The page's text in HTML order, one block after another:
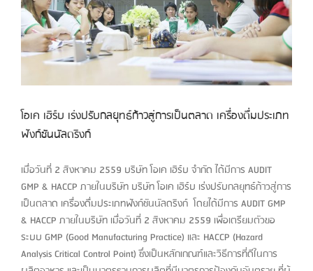
โอเค เฮิร์บ เร่งปรับกลยุทธ์ก้าวสู่การเป็นตลาด เครื่องดื่มประเภท
ฟังก์ชันนัลดริงก์
เมื่อวันที่ 2 สิงหาคม 2559 บริษัท โอเค เฮิร์บ จำกัด ได้มีการ AUDIT
GMP & HACCP ภายในบริษัท บริษัท โอเค เฮิร์บ เร่งปรับกลยุทธ์ก้าวสู่การ
เป็นตลาด เครื่องดื่มประเภทฟังก์ชันนัลดริงก์ โดยได้มีการ AUDIT GMP
& HACCP ภายในบริษัท เมื่อวันที่ 2 สิงหาคม 2559 เพื่อเตรียมตัวขอ
ระบบ GMP (Good Manufacturing Practice) และ HACCP (Hazard
Analysis Critical Control Point) ซึ่งเป็นหลักเกณฑ์และวิธีการที่ดีในการ